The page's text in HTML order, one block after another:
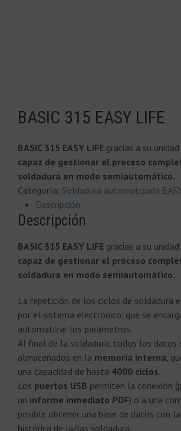
BASIC 315 EASY LIFE
BASIC 315 EASY LIFE gracias a su
capaz de gestionar el proceso
soldadura en modo semiautomático.
Categoría: Soldadura automatizada
Descripción
Descripción
BASIC 315 EASY LIFE gracias a su
capaz de gestionar el proceso
soldadura en modo semiautomático.
La repetición de los ciclos de soldadura
por el sistema electrónico, que se
automatizar los parámetros.
Al final de la soldadura, todos los datos
almacenados en la memoria interna ,
una capacidad de hasta 4000 ciclos.
Los puertos USB permiten la conexión
un informe inmediato PDF) o a una
posible obtener una base de datos con
histórica de la/las soldadura.